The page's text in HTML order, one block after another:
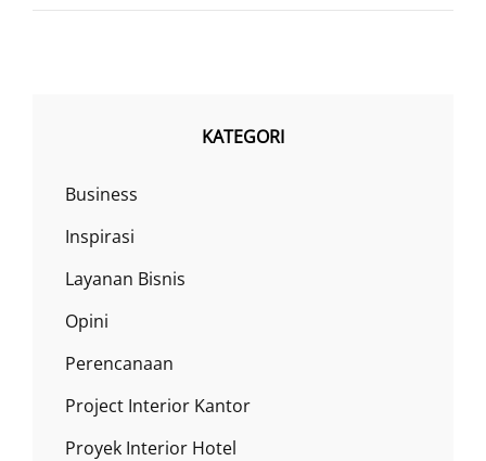
GENTENG
KATEGORI
Business
Inspirasi
Layanan Bisnis
Opini
Perencanaan
Project Interior Kantor
Proyek Interior Hotel